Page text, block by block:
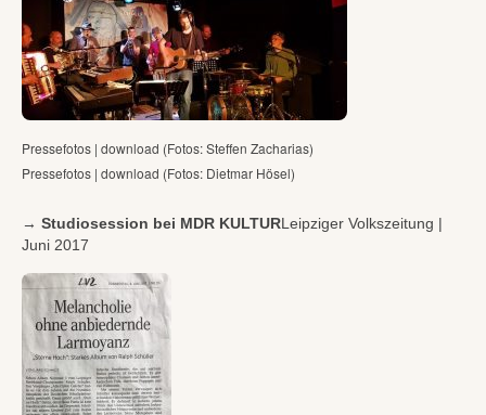
Pressefotos | download (Fotos: Steffen Zacharias)
Pressefotos | download (Fotos: Dietmar Hösel)
→ Studiosession bei MDR KULTURLeipziger Volkszeitung |
Juni 2017